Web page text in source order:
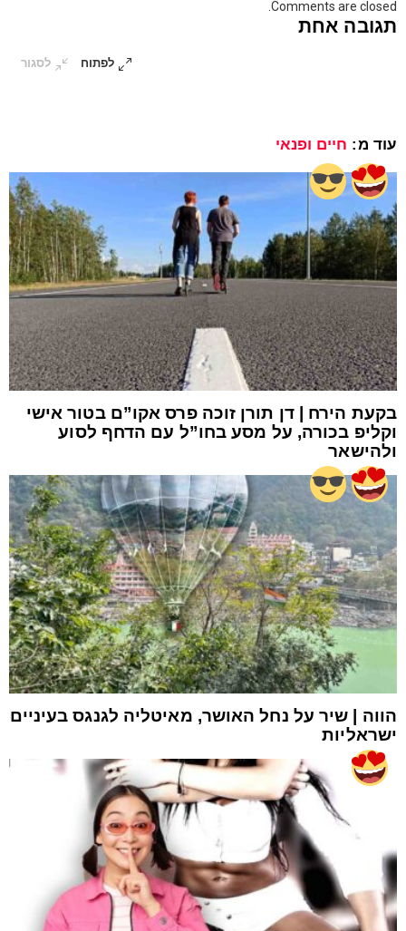
Comments are closed.
תגובה אחת
לפתוח לסגור
עוד מ: חיים ופנאי
בקעת הירח | דן תורן זוכה פרס אקו”ם בטור אישי
וקליפ בכורה, על מסע בחו”ל עם הדחף לסוע
ולהישאר
הווה | שיר על נחל האושר, מאיטליה לגנגס בעיניים
ישראליות